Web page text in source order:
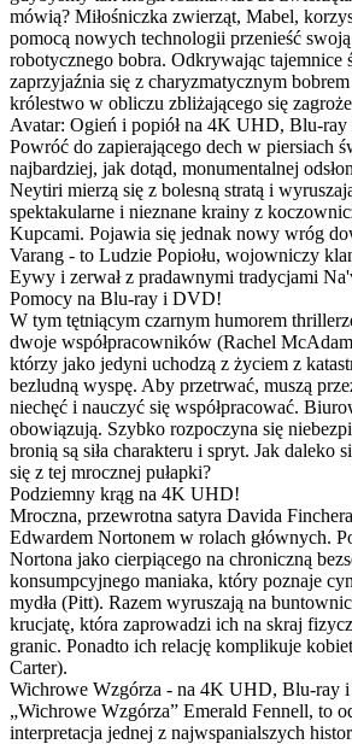
mówią? Miłośniczka zwierząt, Mabel,
pomocą nowych technologii przenieść swoją
robotycznego bobra. Odkrywając tajemnice
zaprzyjaźnia się z charyzmatycznym
królestwo w obliczu zbliżającego się
Avatar: Ogień i popiół na 4K UHD, Blu-
Powróć do zapierającego dech w piersiach
najbardziej, jak dotąd, monumentalnej
Neytiri mierzą się z bolesną stratą i
spektakularne i nieznane krainy z
Kupcami. Pojawia się jednak nowy wróg
Varang - to Ludzie Popiołu, wojowniczy
Eywy i zerwał z pradawnymi tradycjami
Pomocy na Blu-ray i DVD!
W tym tętniącym czarnym humorem
dwoje współpracowników (Rachel
którzy jako jedyni uchodzą z życiem z
bezludną wyspę. Aby przetrwać, muszą
niechęć i nauczyć się współpracować.
obowiązują. Szybko rozpoczyna się
bronią są siła charakteru i spryt. Jak daleko
się z tej mrocznej pułapki?
Podziemny krąg na 4K UHD!
Mroczna, przewrotna satyra Davida
Edwardem Nortonem w rolach głównych.
Nortona jako cierpiącego na chroniczną
konsumpcyjnego maniaka, który poznaje
mydła (Pitt). Razem wyruszają na
krucjatę, która zaprowadzi ich na skraj
granic. Ponadto ich relację komplikuje
Carter).
Wichrowe Wzgórza - na 4K UHD, Blu-ray
„Wichrowe Wzgórza” Emerald Fennell, to
interpretacja jednej z najwspanialszych